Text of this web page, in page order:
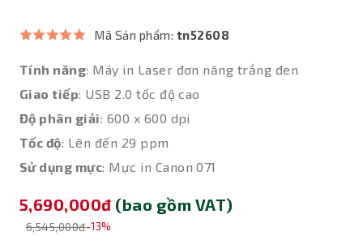
Mã Sản phẩm: tn52608
Tính năng: Máy in Laser đơn năng trắng đen
Giao tiếp: USB 2.0 tốc độ cao
Độ phân giải: 600 x 600 dpi
Tốc độ: Lên đến 29 ppm
Sử dụng mực: Mực in Canon 071
5,690,000đ (bao gồm VAT)
6,545,000đ-13%